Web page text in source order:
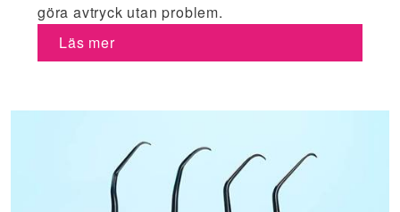
göra avtryck utan problem.
Läs mer